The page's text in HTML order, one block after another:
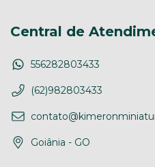
Central de
556282803433
(62)982803433
Goiânia - GO